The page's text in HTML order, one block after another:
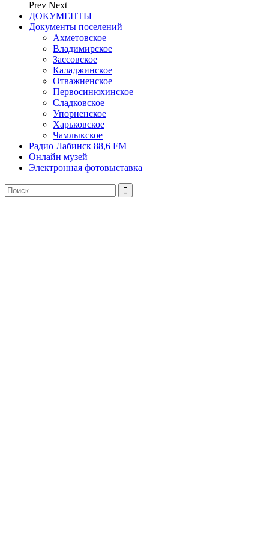
Prev Next
ДОКУМЕНТЫ
Документы поселений
Ахметовское
Владимирское
Зассовское
Каладжинское
Отважненское
Первосинюхинское
Сладковское
Упорненское
Харьковское
Чамлыкское
Радио Лабинск 88,6 FM
Онлайн музей
Электронная фотовыставка